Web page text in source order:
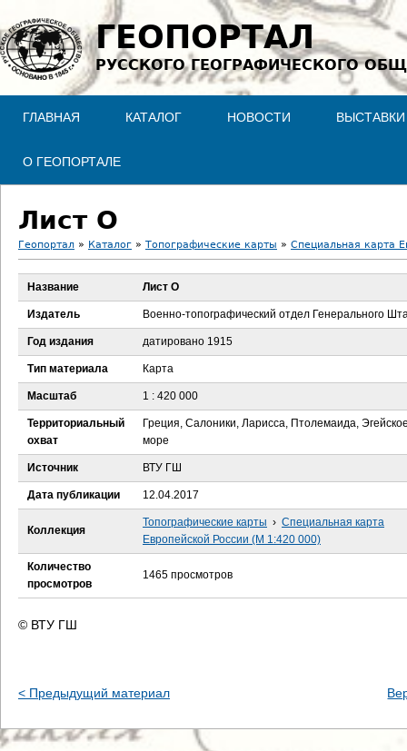
Jump to navigation
ГЕОПОРТАЛ
РУССКОГО ГЕОГРАФИЧЕСКОГО
ГЛАВНАЯ КАТАЛОГ НОВОСТИ ВЫСТАВКИ
О ГЕОПОРТАЛЕ
Лист О
В
ы
д
е
с
ь
Геопортал » Каталог » Топографические карты » Специальная карта
Название Лист О
Издатель Военно-топографический отдел Генерального
Год издания датировано 1915
Тип материала Карта
Масштаб 1 : 420 000
Территориальный
охват
Греция, Салоники, Ларисса, Птолемаида,
море
Источник ВТУ ГШ
Дата публикации 12.04.2017
Коллекция
Топографические карты › Специальная карта
Европейской России (М 1:420 000)
Количество
просмотров
1465 просмотров
© ВТУ ГШ
< Предыдущий материал